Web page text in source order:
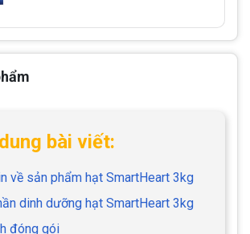
bài viết:
về sản phẩm hạt SmartHeart 3kg
dinh dưỡng hạt SmartHeart 3kg
đóng gói